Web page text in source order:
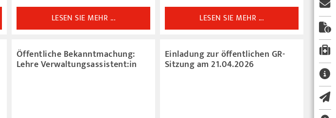
LESEN SIE MEHR ...
LESEN SIE MEHR ...
Öffentliche Bekanntmachung:
Lehre Verwaltungsassistent:in
Einladung zur öffentlichen GR-
Sitzung am 21.04.2026